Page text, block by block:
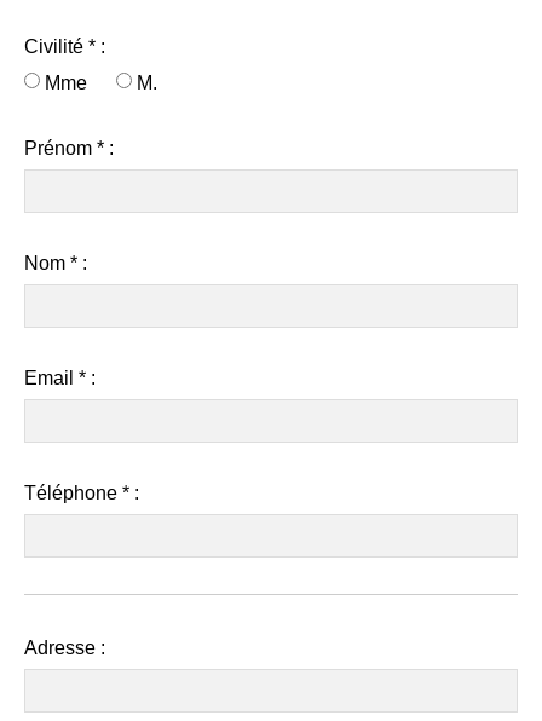
Civilité * :
Mme
M.
Prénom * :
Nom * :
Email * :
Téléphone * :
Adresse :